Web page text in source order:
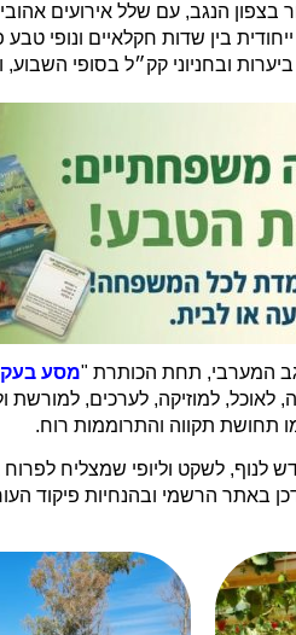
הנגב, עם שלל אירועים
המערבי, תחת הכותרת "מסע
למוזיקה, לערכים,
תחושת תקווה והתרוממות רוח.
לשקט וליופי שמצליח
באתר הרשמי ובהנחיות פיקוד